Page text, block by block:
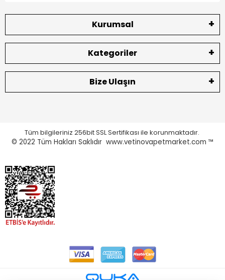
Kurumsal
Kategoriler
Bize Ulaşın
Tüm bilgileriniz 256bit SSL Sertifikası ile korunmaktadır.
© 2022 Tüm Hakları Saklıdır www.vetinovapetmarket.com ™